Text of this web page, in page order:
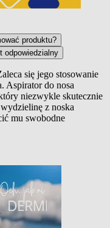
produktu?
odpowiedzialny
się jego stosowanie
Aspirator do nosa
niezwykle skutecznie
z noska
mu swobodne